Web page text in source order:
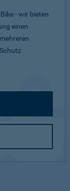
- wir bieten
einen